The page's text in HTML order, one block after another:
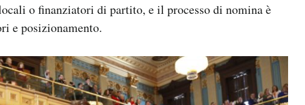
o finanziatori di partito, e il processo di nomina è
e posizionamento.